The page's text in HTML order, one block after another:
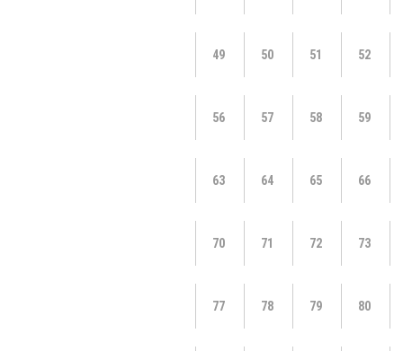
49 50 51 52
56 57 58 59
63 64 65 66
70 71 72 73
77 78 79 80